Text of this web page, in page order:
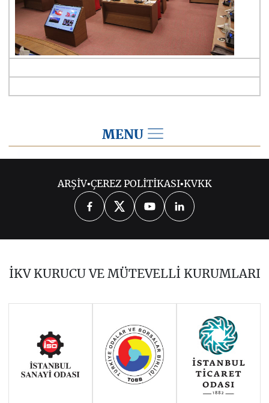
MENU
2026 2025 2024
2023 2022 2021
ARŞİV•ÇEREZ POLİTİKASI•KVKK
İKV KURUCU VE MÜTEVELLİ KURUMLARI